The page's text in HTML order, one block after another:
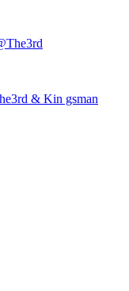
& Kin gsman